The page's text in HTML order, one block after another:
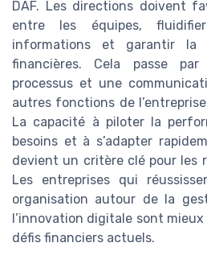
DAF. Les directions doivent
entre les équipes,
informations et garantir la
financières. Cela passe
processus et une
autres fonctions de
La capacité à piloter la
besoins et à s’adapter
devient un critère clé pour les
Les entreprises qui
organisation autour de la
l’innovation digitale sont
défis financiers actuels.